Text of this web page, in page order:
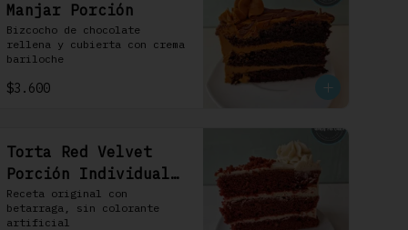
Manjar Porción
Bizcocho de chocolate
rellena y cubierta con crema
bariloche
$3.600
Torta Red Velvet
Porción Individual
1 Uni
Receta original con
betarraga, sin colorante
artificial